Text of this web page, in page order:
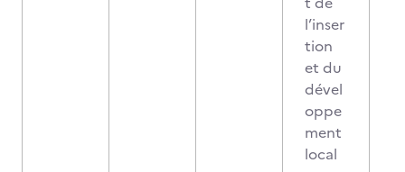
l’inser
tion
et du
dével
oppe
ment
local